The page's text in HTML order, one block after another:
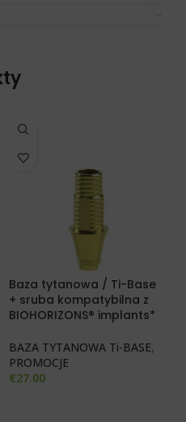
Baza tytanowa / Ti-Base
+ sruba kompatybilna z
BIOHORIZONS® implants*
BAZA TYTANOWA Ti-BASE,
PROMOCJE
€27.00